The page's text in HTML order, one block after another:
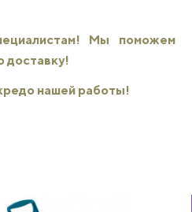
Мы поможем
доставку!
нашей работы!